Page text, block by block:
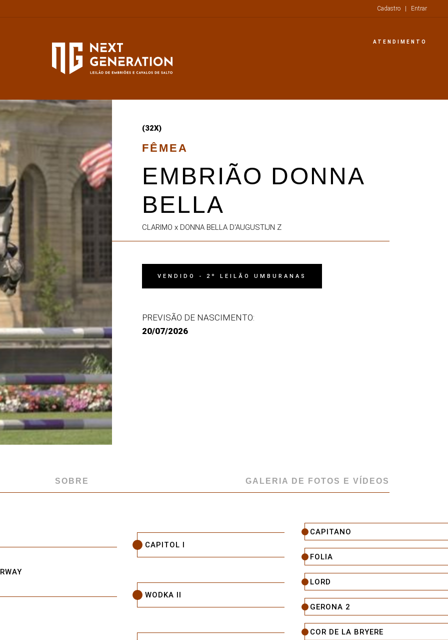
Cadastro | Entrar
ATENDIMENTO
(32X)
FÊMEA
EMBRIÃO DONNA
BELLA
CLARIMO x DONNA BELLA D'AUGUSTIJN Z
VENDIDO - 2º LEILÃO UMBURANAS
PREVISÃO DE NASCIMENTO:
20/07/2026
SOBRE GALERIA DE FOTOS E VÍDEOS
CAPITOL I
WODKA II
CAPITANO
FOLIA
LORD
GERONA 2
COR DE LA BRYERE